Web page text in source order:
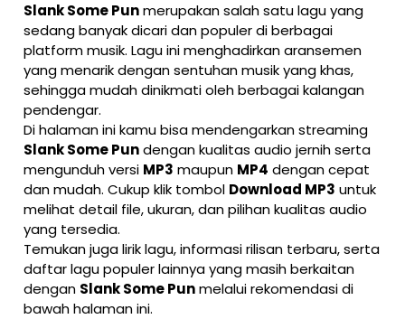
Slank Some Punmerupakan salah satu lagu yang
sedang banyak dicari dan populer di berbagai
platform musik. Lagu ini menghadirkan aransemen
yang menarik dengan sentuhan musik yang khas,
sehingga mudah dinikmati oleh berbagai kalangan
pendengar.
Di halaman ini kamu bisa mendengarkan streaming
Slank Some Pundengan kualitas audio jernih serta
mengunduh versi MP3 maupun MP4 dengan cepat
dan mudah. Cukup klik tombol Download MP3 untuk
melihat detail file, ukuran, dan pilihan kualitas audio
yang tersedia.
Temukan juga lirik lagu, informasi rilisan terbaru, serta
daftar lagu populer lainnya yang masih berkaitan
dengan Slank Some Punmelalui rekomendasi di
bawah halaman ini.